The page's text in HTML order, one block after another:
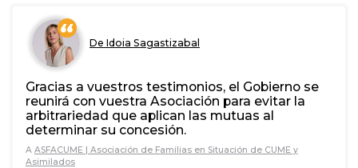
De Idoia Sagastizabal
Gracias a vuestros testimonios, el Gobierno se
reunirá con vuestra Asociación para evitar la
arbitrariedad que aplican las mutuas al
determinar su concesión.
A ASFACUME | Asociación de Familias en Situación de CUME y
Asimilados